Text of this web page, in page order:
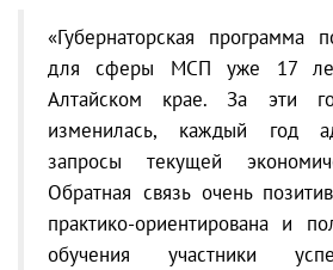
«Губернаторская программа
для сферы МСП уже 17
Алтайском крае. За эти
изменилась, каждый год
запросы текущей
Обратная связь очень
практико-ориентирована и
обучения участники